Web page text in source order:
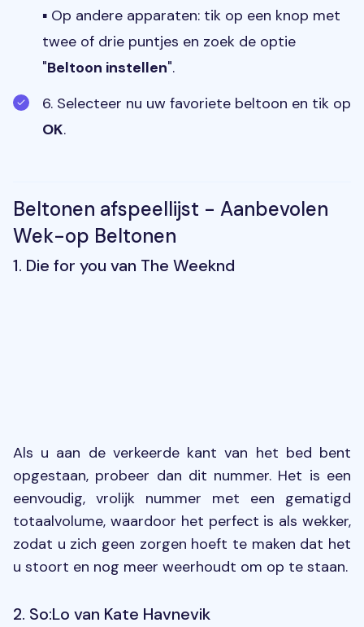
▪ Op andere apparaten: tik op een knop met
twee of drie puntjes en zoek de optie
"Beltoon instellen".
6. Selecteer nu uw favoriete beltoon en tik op
OK.
Beltonen afspeellijst - Aanbevolen
Wek-op Beltonen
1. Die for you van The Weeknd
Als u aan de verkeerde kant van het bed bent
opgestaan, probeer dan dit nummer. Het is een
eenvoudig, vrolijk nummer met een gematigd
totaalvolume, waardoor het perfect is als wekker,
zodat u zich geen zorgen hoeft te maken dat het
u stoort en nog meer weerhoudt om op te staan.
2. So:Lo van Kate Havnevik